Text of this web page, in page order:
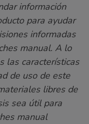
información
para ayudar
informadas
manual. A lo
las características
de uso de este
libres de
sea útil para
manual